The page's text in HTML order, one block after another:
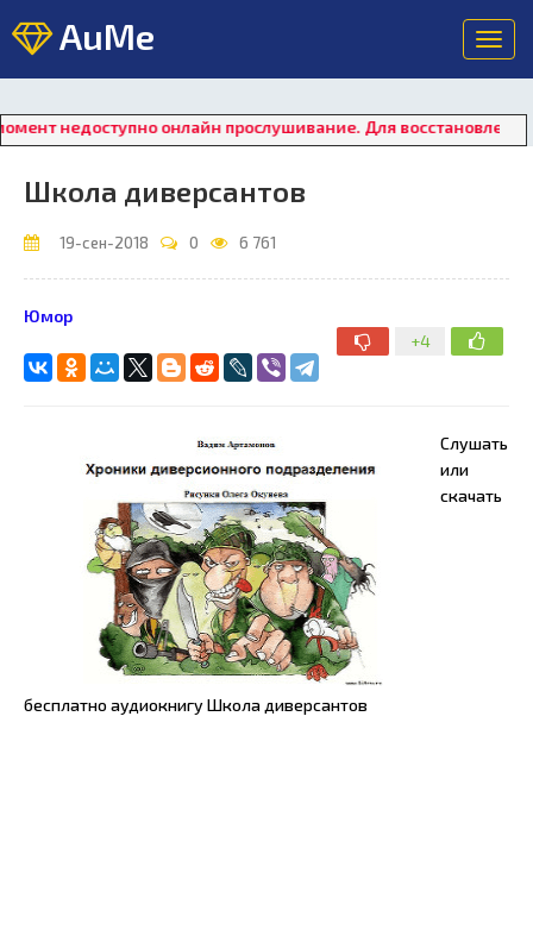
AuMe
онлайн прослушивание. Для восстановления работы
Школа диверсантов
19-сен-2018 0 6 761
+4
Юмор
Слушать
или
скачать
бесплатно аудиокнигу Школа диверсантов